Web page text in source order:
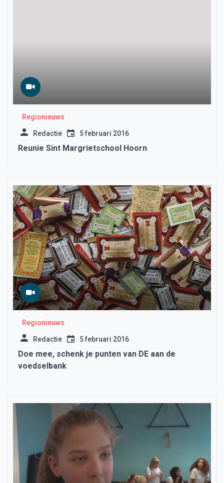
Regionieuws
Redactie 5 februari 2016
Reunie Sint Margrietschool Hoorn
Regionieuws
Redactie 5 februari 2016
Doe mee, schenk je punten van DE aan de
voedselbank